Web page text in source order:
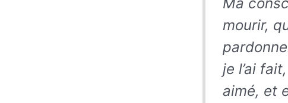
mourir,
je l’ai
aimé, et